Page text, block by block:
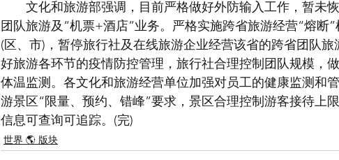
文化和旅游部强调，目前严格做好外防输入工作，暂未
团队旅游及“机票+酒店”业务。严格实施跨省旅游经营“熔断
(区、市)，暂停旅行社及在线旅游企业经营该省的跨省团队
好旅游各环节的疫情防控管理，旅行社合理控制团队规模，
体温监测。各文化和旅游经营单位加强对员工的健康监测和
游景区“限量、预约、错峰”要求，景区合理控制游客接待上
信息可查询可追踪。(完)
世界 🌎 版块